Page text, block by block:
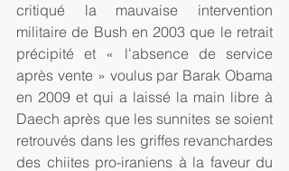
critiqué la mauvaise intervention
militaire de Bush en 2003 que le retrait
précipité et « l'absence de service
après vente » voulus par Barak Obama
en 2009 et qui a laissé la main libre à
Daech après que les sunnites se soient
retrouvés dans les griffes revanchardes
des chiites pro-iraniens à la faveur du